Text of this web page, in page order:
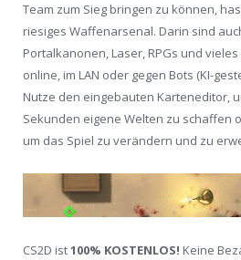
Team zum Sieg bringen zu können,
riesiges Waffenarsenal. Darin sind
Portalkanonen, Laser, RPGs und
online, im LAN oder gegen Bots (KI-
Nutze den eingebauten Karteneditor,
Sekunden eigene Welten zu schaffen
um das Spiel zu verändern und zu
CS2D ist100% KOSTENLOS! Keine